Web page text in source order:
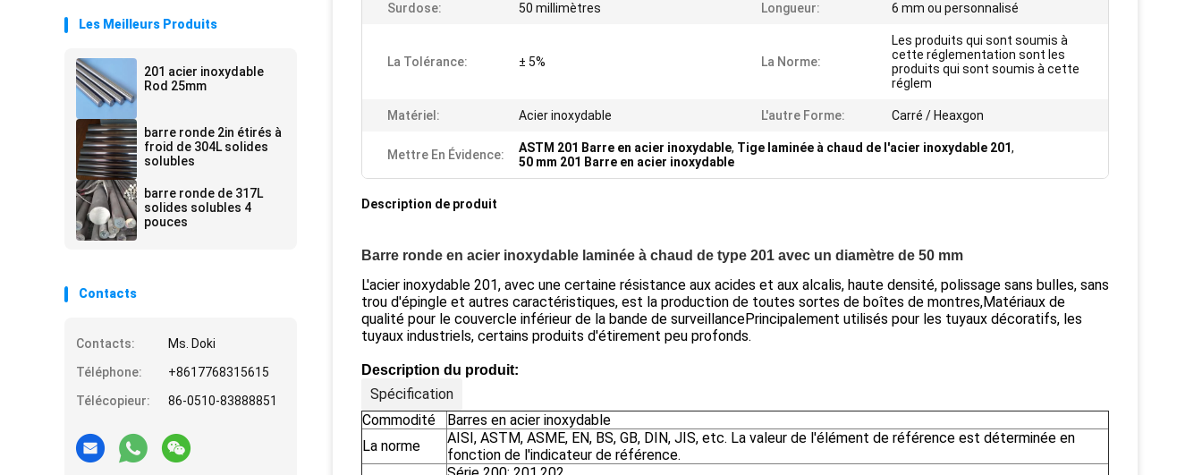
Les Meilleurs Produits
201 acier inoxydable
Rod 25mm
barre ronde 2in étirés à
froid de 304L solides
solubles
barre ronde de 317L
solides solubles 4
pouces
Contacts
Contacts:
Ms. Doki
Téléphone:
+8617768315615
Télécopieur:
86-0510-83888851
Surdose: 50 millimètres Longueur: 6 mm ou personnalisé
La Tolérance: ± 5% La Norme:
Les produits qui sont soumis à
cette réglementation sont les
produits qui sont soumis à cette
réglem
Matériel: Acier inoxydable L'autre Forme: Carré / Heaxgon
Mettre En Évidence: ASTM 201 Barre en acier inoxydable, Tige laminée à chaud de l'acier inoxydable 201,
50 mm 201 Barre en acier inoxydable
Description de produit
Barre ronde en acier inoxydable laminée à chaud de type 201 avec un diamètre de 50 mm
L'acier inoxydable 201, avec une certaine résistance aux acides et aux alcalis, haute densité, polissage sans bulles, sans
trou d'épingle et autres caractéristiques, est la production de toutes sortes de boîtes de montres,Matériaux de
qualité pour le couvercle inférieur de la bande de surveillancePrincipalement utilisés pour les tuyaux décoratifs, les
tuyaux industriels, certains produits d'étirement peu profonds.
Description du produit:
Spécification
Commodité
Barres en acier inoxydable
La norme
AISI, ASTM, ASME, EN, BS, GB, DIN, JIS, etc. La valeur de l'élément de référence est déterminée en
fonction de l'indicateur de référence.